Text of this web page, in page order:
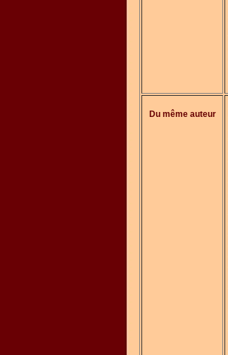
Du même auteur